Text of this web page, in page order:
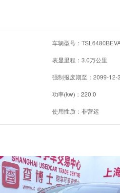
车辆型号：
表显里程：3.0万公里
强制报废期至：2099-12-
功率(kw)：220.0
使用性质：非营运